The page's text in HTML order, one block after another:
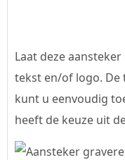
Laat deze
tekst en/of logo. De
kunt u eenvoudig
heeft de keuze uit